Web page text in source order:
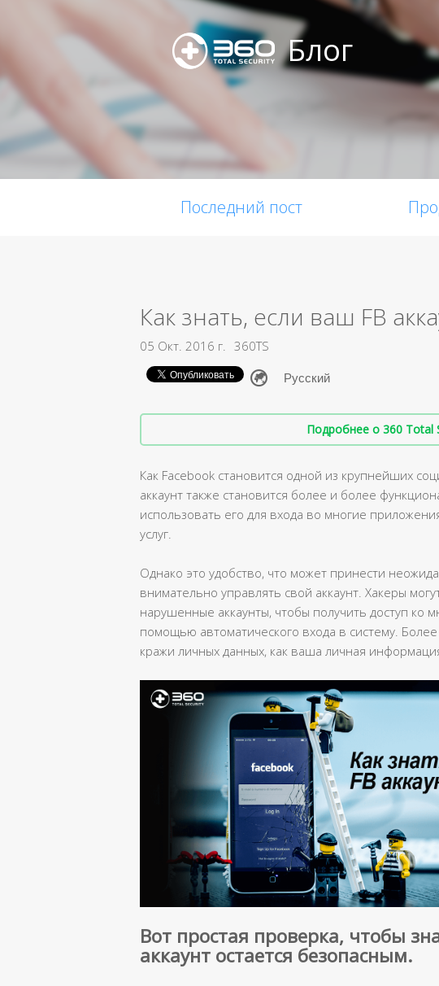
Блог
Последний пост
Как знать, если ваш FB
05 Окт. 2016 г. 360TS
Подробнее о 360 Total
Как Facebook становится одной из крупнейших
аккаунт также становится более и более
использовать его для входа во многие
услуг.
Однако это удобство, что может принести
внимательно управлять свой аккаунт. Хакеры
нарушенные аккаунты, чтобы получить доступ ко
помощью автоматического входа в систему.
кражи личных данных, как ваша личная
Вот простая проверка, чтобы
аккаунт остается безопасным.